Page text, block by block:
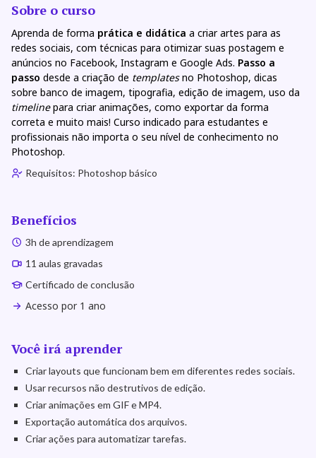
Sobre o curso
Aprenda de forma prática e didática a criar artes para as
redes sociais, com técnicas para otimizar suas postagem e
anúncios no Facebook, Instagram e Google Ads. Passo a
passo desde a criação de templatesno Photoshop, dicas
sobre banco de imagem, tipografia, edição de imagem, uso da
timelinepara criar animações, como exportar da forma
correta e muito mais! Curso indicado para estudantes e
profissionais não importa o seu nível de conhecimento no
Photoshop.
Requisitos: Photoshop básico
Benefícios
3h de aprendizagem
11 aulas gravadas
Certificado de conclusão
Acesso por 1 ano
Você irá aprender
Criar layouts que funcionam bem em diferentes redes sociais.
Usar recursos não destrutivos de edição.
Criar animações em GIF e MP4.
Exportação automática dos arquivos.
Criar ações para automatizar tarefas.